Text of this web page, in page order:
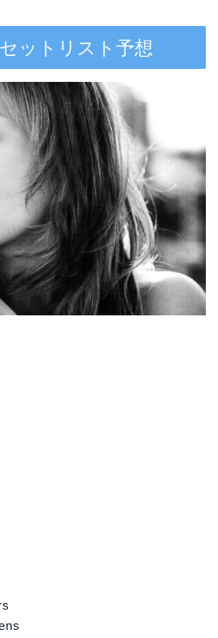
ットリスト予想